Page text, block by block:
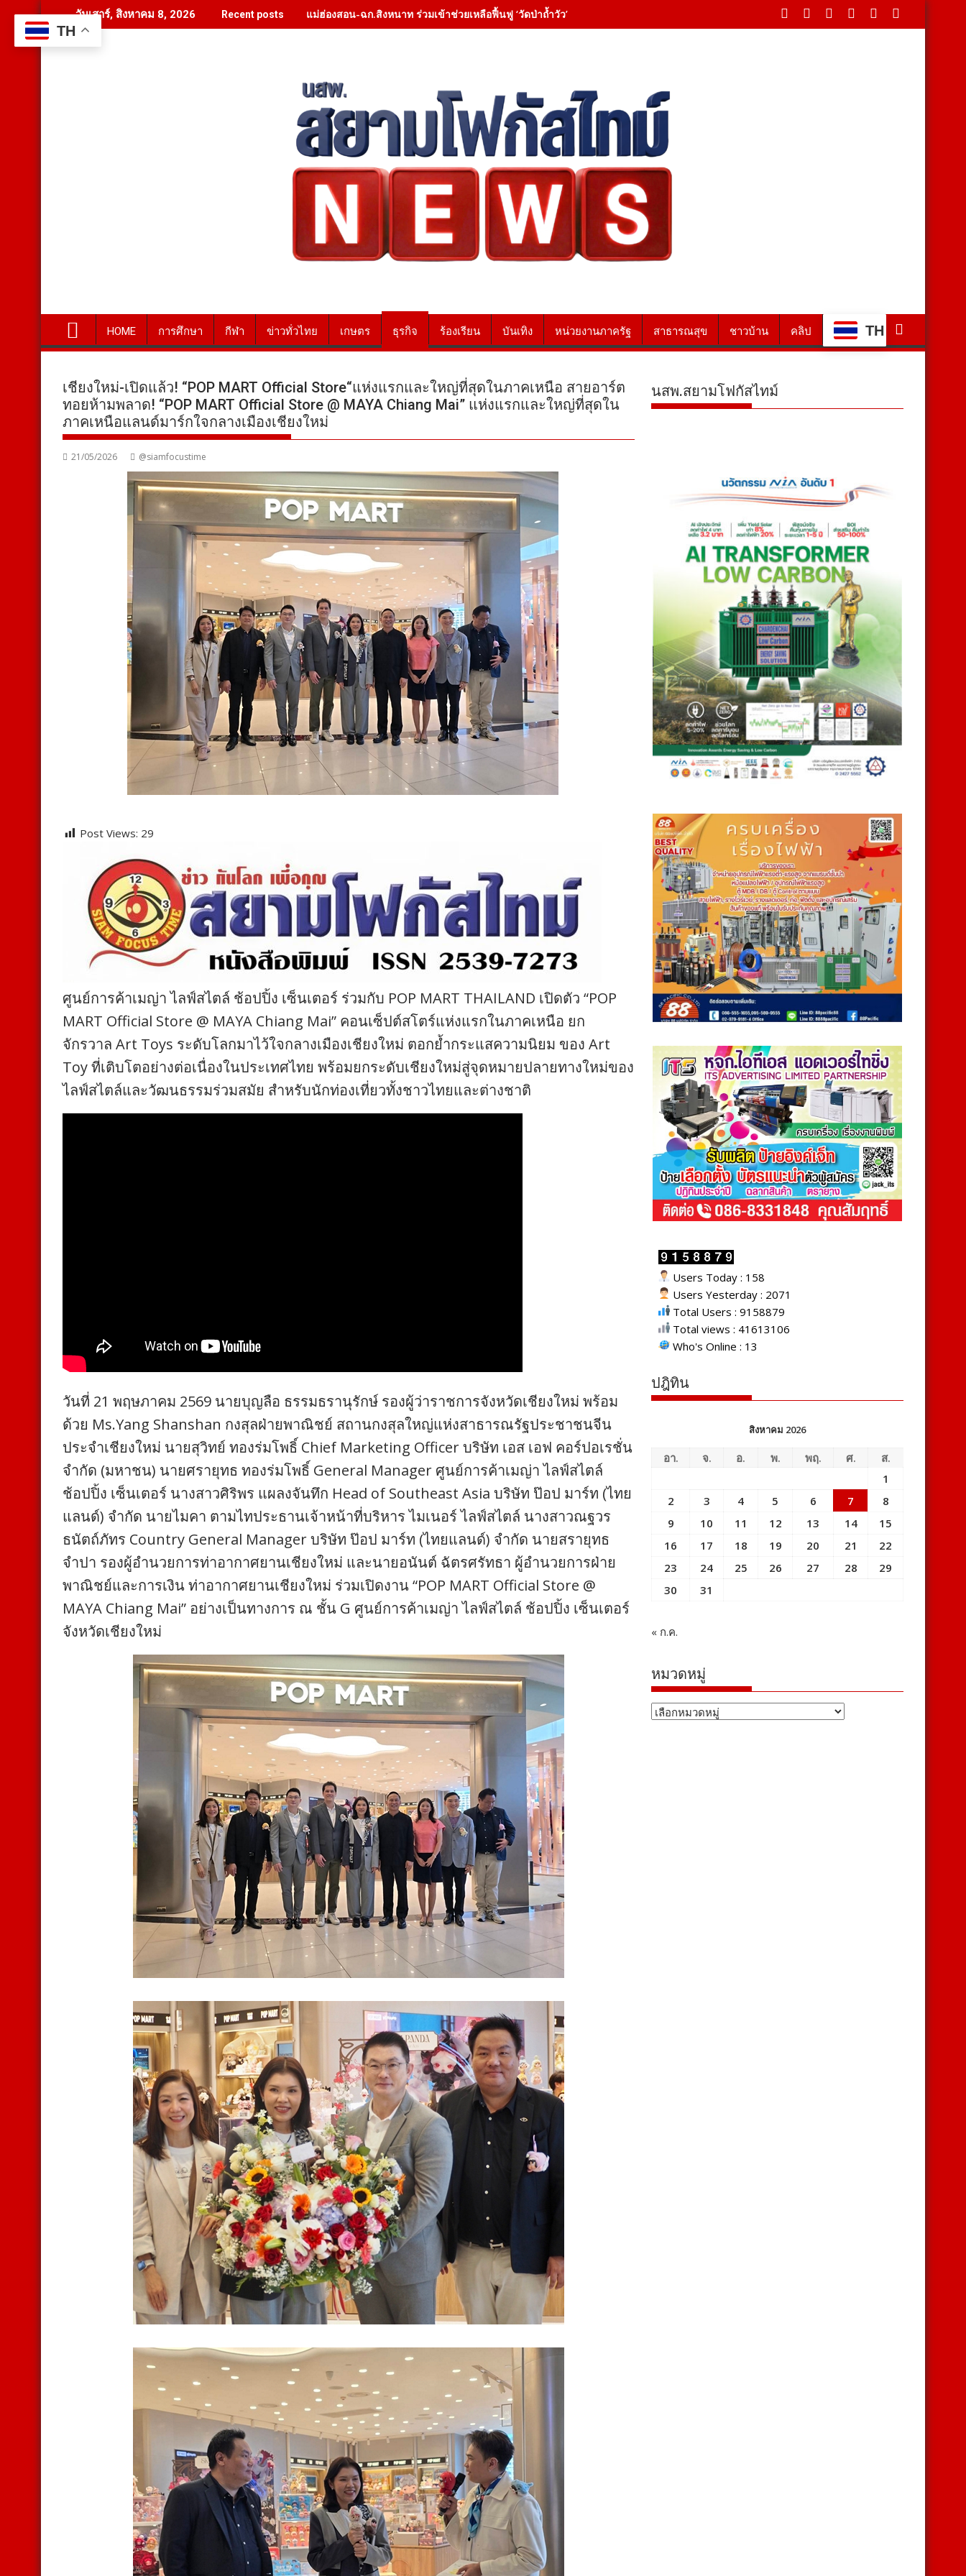
to
content
วันเสาร์, สิงหาคม 8, 2026 Recent posts แม่ฮ่องสอน-ฉก.สิงหนาท ร่วมเข้าช่วยเหลือฟื้นฟู ‘วัดป่าถ้ำวัว’ – เคลียสิ่งกีดขวางใต้สะพาน บรรเทาทุกข์ชาวบ้านหลังน้ำป่าหลาก
HOME การศึกษา กีฬา ข่าวทั่วไทย เกษตร ธุรกิจ ร้องเรียน บันเทิง หน่วยงานภาครัฐ สาธารณสุข ชาวบ้าน คลิป TH
เชียงใหม่-เปิดแล้ว! “POP MART Official Store“แห่งแรกและใหญ่ที่สุดในภาคเหนือ สายอาร์ต
ทอยห้ามพลาด! “POP MART Official Store @ MAYA Chiang Mai” แห่งแรกและใหญ่ที่สุดใน
ภาคเหนือแลนด์มาร์กใจกลางเมืองเชียงใหม่
21/05/2026 @siamfocustime
Post Views: 29
ศูนย์การค้าเมญ่า ไลฟ์สไตล์ ช้อปปิ้ง เซ็นเตอร์ ร่วมกับ POP MART THAILAND เปิดตัว “POP
MART Official Store @ MAYA Chiang Mai” คอนเซ็ปต์สโตร์แห่งแรกในภาคเหนือ ยก
จักรวาล Art Toys ระดับโลกมาไว้ใจกลางเมืองเชียงใหม่ ตอกย้ำกระแสความนิยม ของ Art
Toy ที่เติบโตอย่างต่อเนื่องในประเทศไทย พร้อมยกระดับเชียงใหม่สู่จุดหมายปลายทางใหม่ของ
ไลฟ์สไตล์และวัฒนธรรมร่วมสมัย สำหรับนักท่องเที่ยวทั้งชาวไทยและต่างชาติ
วันที่ 21 พฤษภาคม 2569 นายบุญลือ ธรรมธรานุรักษ์ รองผู้ว่าราชการจังหวัดเชียงใหม่ พร้อม
ด้วย Ms.Yang Shanshan กงสุลฝ่ายพาณิชย์ สถานกงสุลใหญ่แห่งสาธารณรัฐประชาชนจีน
ประจำเชียงใหม่ นายสุวิทย์ ทองร่มโพธิ์ Chief Marketing Officer บริษัท เอส เอฟ คอร์ปอเรชั่น
จำกัด (มหาชน) นายศรายุทธ ทองร่มโพธิ์ General Manager ศูนย์การค้าเมญ่า ไลฟ์สไตล์
ช้อปปิ้ง เซ็นเตอร์ นางสาวศิริพร แผลงจันทึก Head of Southeast Asia บริษัท ป๊อป มาร์ท (ไทย
แลนด์) จำกัด นายไมคา ตามไทประธานเจ้าหน้าที่บริหาร ไมเนอร์ ไลฟ์สไตล์ นางสาวณฐวร
ธนัตถ์ภัทร Country General Manager บริษัท ป๊อป มาร์ท (ไทยแลนด์) จำกัด นายสรายุทธ
จำปา รองผู้อำนวยการท่าอากาศยานเชียงใหม่ และนายอนันต์ ฉัตรศรัทธา ผู้อำนวยการฝ่าย
พาณิชย์และการเงิน ท่าอากาศยานเชียงใหม่ ร่วมเปิดงาน “POP MART Official Store @
MAYA Chiang Mai” อย่างเป็นทางการ ณ ชั้น G ศูนย์การค้าเมญ่า ไลฟ์สไตล์ ช้อปปิ้ง เซ็นเตอร์
จังหวัดเชียงใหม่
นสพ.สยามโฟกัสไทม์
Users Today : 158
Users Yesterday : 2071
Total Users : 9158879
Total views : 41613106
Who's Online : 13
ปฎิทิน
สิงหาคม 2026
อา. จ. อ. พ. พฤ. ศ.
ส.
1
2
3 4 5 6 7
8
9
10 11 12 13 14
15
16
17 18 19 20 21
22
23
24 25 26 27 28
29
30
31
« ก.ค.
หมวดหมู่
หมวด
TH